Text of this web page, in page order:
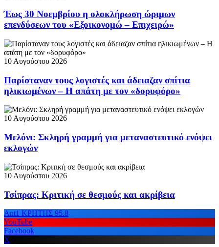
Έως 30 Νοεμβρίου η ολοκλήρωση ώριμων
επενδύσεων του «Εξοικονομώ – Επιχειρώ»
10 Αυγούστου 2026
Παρίσταναν τους λογιστές και άδειαζαν σπίτια
ηλικιωμένων – Η απάτη με τον «δορυφόρο»
10 Αυγούστου 2026
Μελόνι: Σκληρή γραμμή για μεταναστευτικό ενόψει
εκλογών
10 Αυγούστου 2026
Τσίπρας: Κριτική σε θεσμούς και ακρίβεια
Ant1 ΚΡΗΤΗΣ 95.8
YouTube
Facebook
X